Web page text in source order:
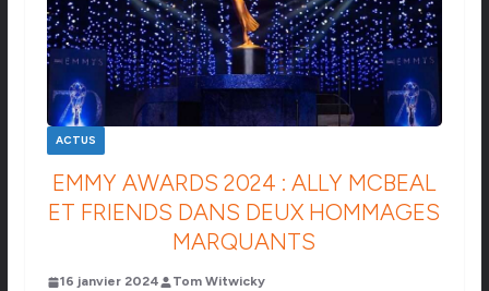
ACTUS
EMMY AWARDS 2024 : ALLY MCBEAL
ET FRIENDS DANS DEUX HOMMAGES
MARQUANTS
16 janvier 2024 Tom Witwicky